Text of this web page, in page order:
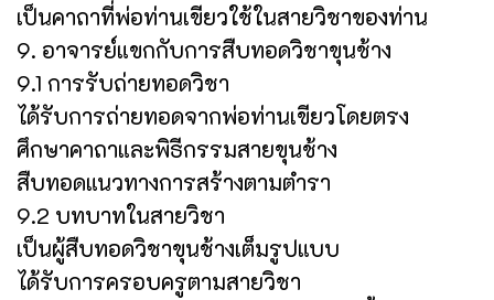
เป็นคาถาที่พ่อท่านเขียวใช้ในสายวิชาของท่าน
9. อาจารย์แขกกับการสืบทอดวิชาขุนช้าง
9.1 การรับถ่ายทอดวิชา
ได้รับการถ่ายทอดจากพ่อท่านเขียวโดยตรง
ศึกษาคาถาและพิธีกรรมสายขุนช้าง
สืบทอดแนวทางการสร้างตามตำรา
9.2 บทบาทในสายวิชา
เป็นผู้สืบทอดวิชาขุนช้างเต็มรูปแบบ
ได้รับการครอบครูตามสายวิชา